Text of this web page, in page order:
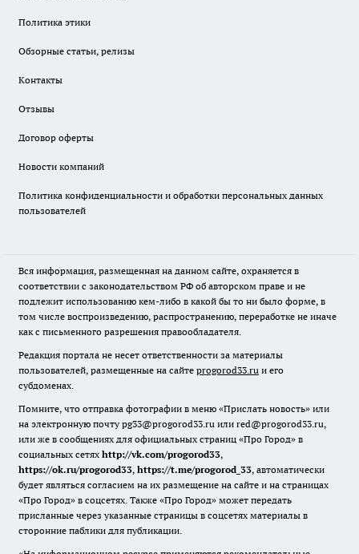
Политика этики
Обзорные статьи, релизы
Контакты
Отзывы
Договор оферты
Новости компаний
Политика конфиденциальности и обработки персональных данных
пользователей
Вся информация, размещенная на данном сайте, охраняется в
соответствии с законодательством РФ об авторском праве и не
подлежит использованию кем-либо в какой бы то ни было форме, в
том числе воспроизведению, распространению, переработке не иначе
как с письменного разрешения правообладателя.
Редакция портала не несет ответственности за материалы
пользователей, размещенные на сайте progorod33.ru и его
субдоменах.
Помните, что отправка фотографии в меню «Прислать новость» или
на электронную почту pg33@progorod33.ru или red@progorod33.ru,
или же в сообщениях для официальных страниц «Про Город» в
социальных сетях http://vk.com/progorod33,
https://ok.ru/progorod33, https://t.me/progorod_33, автоматически
будет являться согласием на их размещение на сайте и на страницах
«Про Город» в соцсетях. Также «Про Город» может передать
присланные через указанные страницы в соцсетях материалы в
сторонние паблики для публикации.